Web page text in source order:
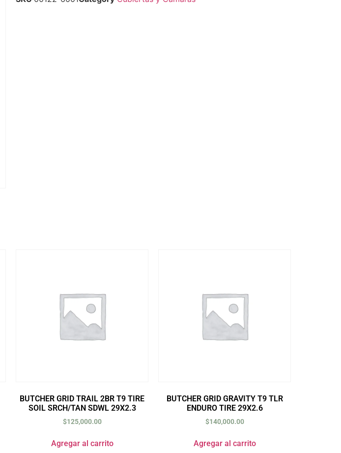
BUTCHER GRID TRAIL 2BR T9 TIRE
SOIL SRCH/TAN SDWL 29X2.3
$125,000.00
Agregar al carrito
BUTCHER GRID GRAVITY T9 TLR
ENDURO TIRE 29X2.6
$140,000.00
Agregar al carrito